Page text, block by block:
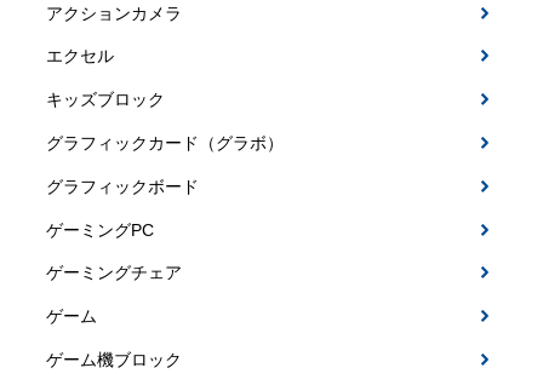
アクションカメラ
エクセル
キッズブロック
グラフィックカード（グラボ）
グラフィックボード
ゲーミングPC
ゲーミングチェア
ゲーム
ゲーム機ブロック